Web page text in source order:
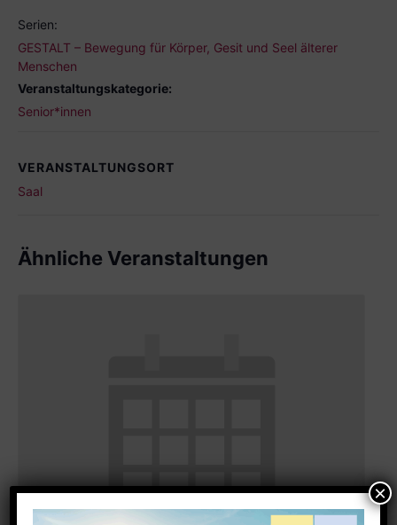
Serien:
GESTALT – Bewegung für Körper, Gesit und Seel älterer
Menschen
Veranstaltungskategorie:
Senior*innen
VERANSTALTUNGSORT
Saal
Ähnliche Veranstaltungen